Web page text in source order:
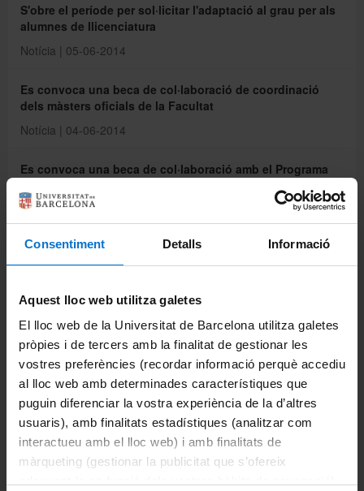
Consentiment Detalls Informació
Aquest lloc web utilitza galetes
El lloc web de la Universitat de Barcelona utilitza galetes
pròpies i de tercers amb la finalitat de gestionar les
vostres preferències (recordar informació perquè accediu
al lloc web amb determinades característiques que
puguin diferenciar la vostra experiència de la d’altres
usuaris), amb finalitats estadístiques (analitzar com
interactueu amb el lloc web) i amb finalitats de
màrqueting (gestionar la publicitat que s’ofereix
S'obre el període per sol·licitar l'adaptació al grau per als
alumnes de llicenciatura
Notícia | 05-06-2014
Es convoca una beca de col·laboració de coordinació
dels màsters oficials de la Facultat
Notícia | 04-06-2014
Es convoca una beca de col·laboració amb el Programa
Notícia | 03-06-2014
2a edició del curs Iniciativa emprenedora universitària
Sessió informativa per a l'alumnat de nou accés al grau
de Filosofia
Notícia | 02-06-2014
La teva opinió compta! Enquestes d'opinió per a
estudiants de grau i màster
Notícia | 30-05-2014
Seminari sobre la Vida i la Mort: «Ètica i procreació»